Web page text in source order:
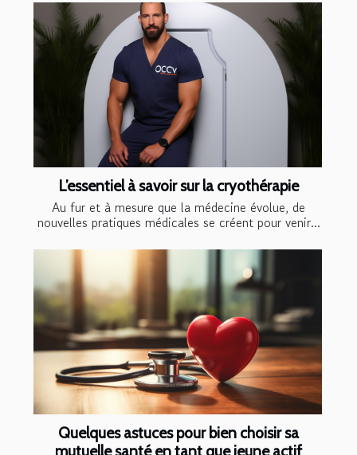
L’essentiel à savoir sur la cryothérapie
Au fur et à mesure que la médecine évolue, de
nouvelles pratiques médicales se créent pour venir...
Quelques astuces pour bien choisir sa
mutuelle santé en tant que jeune actif